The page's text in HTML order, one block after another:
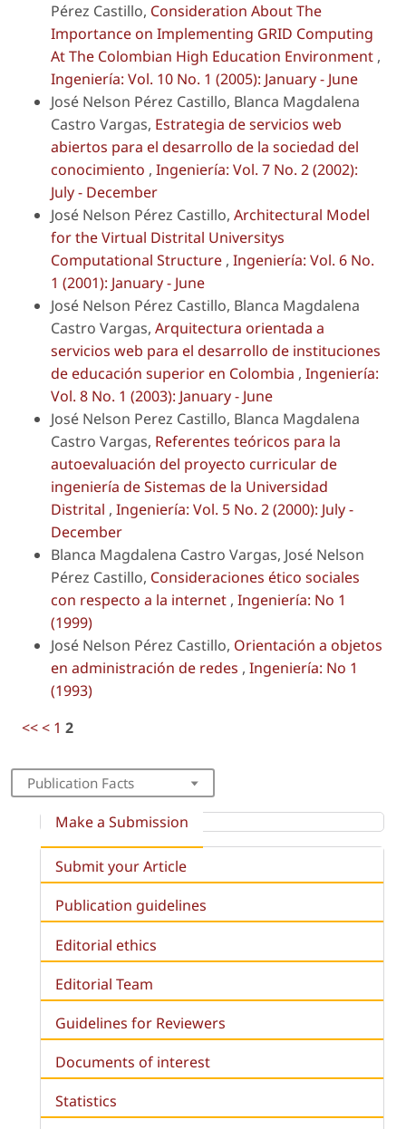
Pérez Castillo, Consideration About The
Importance on Implementing GRID Computing
At The Colombian High Education Environment ,
Ingeniería: Vol. 10 No. 1 (2005): January - June
José Nelson Pérez Castillo, Blanca Magdalena
Castro Vargas, Estrategia de servicios web
abiertos para el desarrollo de la sociedad del
conocimiento , Ingeniería: Vol. 7 No. 2 (2002):
July - December
José Nelson Pérez Castillo, Architectural Model
for the Virtual Distrital Universitys
Computational Structure , Ingeniería: Vol. 6 No.
1 (2001): January - June
José Nelson Pérez Castillo, Blanca Magdalena
Castro Vargas, Arquitectura orientada a
servicios web para el desarrollo de instituciones
de educación superior en Colombia , Ingeniería:
Vol. 8 No. 1 (2003): January - June
José Nelson Perez Castillo, Blanca Magdalena
Castro Vargas, Referentes teóricos para la
autoevaluación del proyecto curricular de
ingeniería de Sistemas de la Universidad
Distrital , Ingeniería: Vol. 5 No. 2 (2000): July -
December
Blanca Magdalena Castro Vargas, José Nelson
Pérez Castillo, Consideraciones ético sociales
con respecto a la internet , Ingeniería: No 1
(1999)
José Nelson Pérez Castillo, Orientación a objetos
en administración de redes , Ingeniería: No 1
(1993)
<<< 1 2
Publication Facts
Make a Submission
Submit your Article
Publication guidelines
Editorial ethics
Editorial Team
Guidelines for Reviewers
Documents of interest
Statistics